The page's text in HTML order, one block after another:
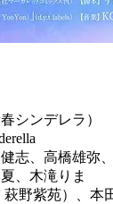
シンデレラ）
志、高橋雄弥
、木滝りま
萩野紫苑）、本